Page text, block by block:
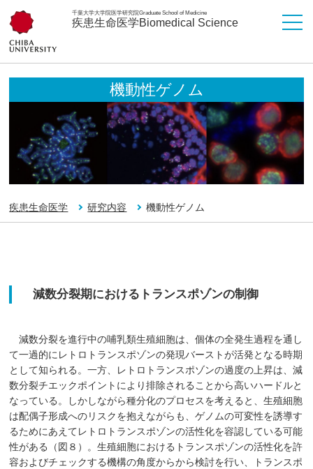
千葉大学大学院医学研究院
疾患生命医学
Graduate School of Medicine
Biomedical Science
機動性ゲノム
疾患生命医学 研究内容 機動性ゲノム
減数分裂期におけるトランスポゾンの制御
減数分裂を進行中の哺乳類生殖細胞は、個体の全発生過程を通し
て一過的にレトロトランスポゾンの発現バーストが活発となる時期
として知られる。一方、レトロトランスポゾンの過度の上昇は、減
数分裂チエックポイントにより排除されることから高いハードルと
なっている。しかしながら種分化のプロセスを考えると、生殖細胞
は配偶子形成へのリスクを抱えながらも、ゲノムの可変性を誘導す
るためにあえてレトロトランスポゾンの活性化を容認している可能
性がある（図８）。生殖細胞におけるトランスポゾンの活性化を許
容およびチェックする機構の角度からから検討を行い、トランスポ